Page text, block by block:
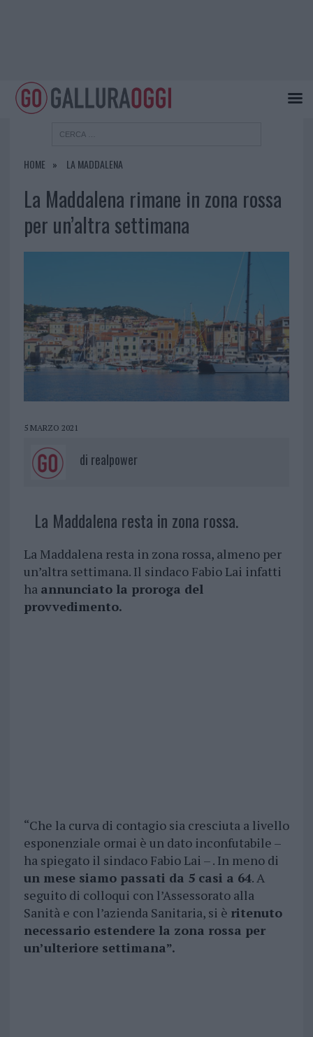
HOME LA MADDALENA
La Maddalena rimane in zona rossa
per un’altra settimana
5 MARZO 2021
di realpower
La Maddalena resta in zona rossa.
La Maddalena resta in zona rossa, almeno per
un’altra settimana. Il sindaco Fabio Lai infatti
ha annunciato la proroga del
provvedimento.
“Che la curva di contagio sia cresciuta a livello
esponenziale ormai è un dato inconfutabile –
ha spiegato il sindaco Fabio Lai – . In meno di
un mese siamo passati da 5 casi a 64. A
seguito di colloqui con l’Assessorato alla
Sanità e con l’azienda Sanitaria, si è ritenuto
necessario estendere la zona rossa per
un’ulteriore settimana”.